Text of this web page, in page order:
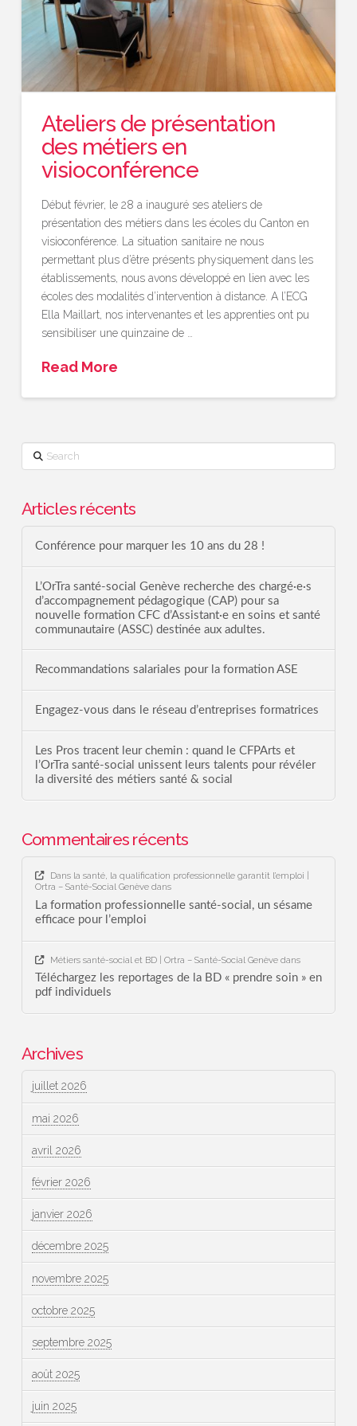
Ateliers de présentation
des métiers en
visioconférence
Début février, le 28 a inauguré ses ateliers de
présentation des métiers dans les écoles du Canton en
visioconférence. La situation sanitaire ne nous
permettant plus d’être présents physiquement dans les
établissements, nous avons développé en lien avec les
écoles des modalités d’intervention à distance. A l’ECG
Ella Maillart, nos intervenantes et les apprenties ont pu
sensibiliser une quinzaine de …
Read More
Search
Articles récents
Conférence pour marquer les 10 ans du 28 !
L’OrTra santé-social Genève recherche des chargé·e·s
d’accompagnement pédagogique (CAP) pour sa
nouvelle formation CFC d’Assistant·e en soins et santé
communautaire (ASSC) destinée aux adultes.
Recommandations salariales pour la formation ASE
Engagez-vous dans le réseau d’entreprises formatrices
Les Pros tracent leur chemin : quand le CFPArts et
l’OrTra santé-social unissent leurs talents pour révéler
la diversité des métiers santé & social
Commentaires récents
Dans la santé, la qualification professionnelle garantit l’emploi |
Ortra – Santé-Social Genèvedans
La formation professionnelle santé-social, un sésame
efficace pour l’emploi
Métiers santé-social et BD | Ortra – Santé-Social Genèvedans
Téléchargez les reportages de la BD « prendre soin » en
pdf individuels
Archives
juillet 2026
mai 2026
avril 2026
février 2026
janvier 2026
décembre 2025
novembre 2025
octobre 2025
septembre 2025
août 2025
juin 2025